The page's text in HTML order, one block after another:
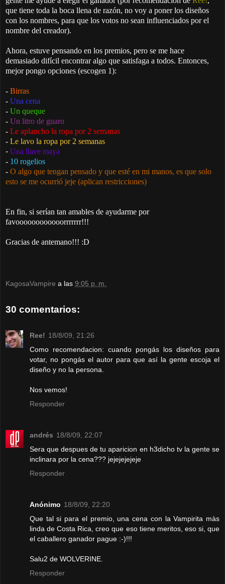
que tiene toda la boca llena de razón, no voy a poner los diseños
con los nombres, para que los votos no sean influenciados por el
nombre del creador).
Ahora, estuve pensando en los premios, pero se me hace
demasiado difícil encontrar algo que satisfaga a todos. Entonces,
mejor pongo opciones (escogen 1):
- Birras
- Una cena
- Un queque
- Un litro de guaro
- Le aplancho la ropa por 2 semanas
- Le lavo la ropa por 2 semanas
- Una llave maya
- 10 rogelios
- O algo que tengan pensado y que esté en mi manos, es que solo
esto se me ocurrió jeje (aplican restricciones)
En fin, si serían tan amables de ayudarme por
favoooooooooooorrrrrrr!!!
Gracias de antemano!!! :D
KagosaVampire a las 9:05 p. m.
30 comentarios:
Ree! 18/8/09, 21:26
Como recomendacion: cuando pongás los diseños para
votar, no pongás el autor para que así la gente escoja el
diseño y no la persona.
Nos vemos!
Responder
andrés 18/8/09, 22:07
Sera que despues de tu aparicion en h3dicho tv la gente se
inclinara por la cena??? jejejejejeje
Responder
Anónimo 18/8/09, 22:20
Que tal si para el premio, una cena con la Vampirita màs
linda de Costa Rica, creo que eso tiene meritos, eso si, que
el caballero ganador pague :-)!!!
Salu2 de WOLVERINE.
Responder